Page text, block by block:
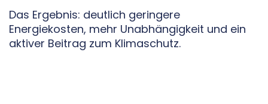
Das Ergebnis: deutlich geringere
Energiekosten, mehr Unabhängigkeit und ein
aktiver Beitrag zum Klimaschutz.